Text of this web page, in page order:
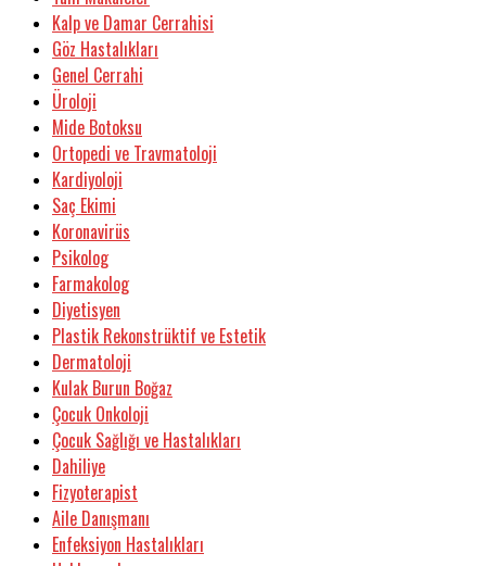
Kalp ve Damar Cerrahisi
Göz Hastalıkları
Genel Cerrahi
Üroloji
Mide Botoksu
Ortopedi ve Travmatoloji
Kardiyoloji
Saç Ekimi
Koronavirüs
Psikolog
Farmakolog
Diyetisyen
Plastik Rekonstrüktif ve Estetik
Dermatoloji
Kulak Burun Boğaz
Çocuk Onkoloji
Çocuk Sağlığı ve Hastalıkları
Dahiliye
Fizyoterapist
Aile Danışmanı
Enfeksiyon Hastalıkları